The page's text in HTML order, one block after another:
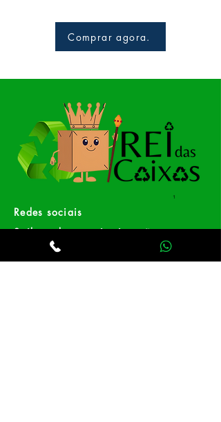
Comprar agora.
Redes sociais
Saiba tudo em primeira mão